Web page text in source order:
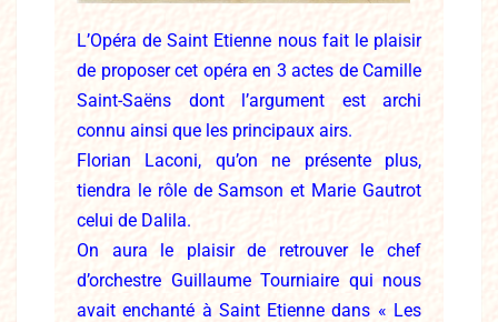
L’Opéra de Saint Etienne nous fait le plaisir
de proposer cet opéra en 3 actes de Camille
Saint-Saëns dont l’argument est archi
connu ainsi que les principaux airs.
Florian Laconi, qu’on ne présente plus,
tiendra le rôle de Samson et Marie Gautrot
celui de Dalila.
On aura le plaisir de retrouver le chef
d’orchestre Guillaume Tourniaire qui nous
avait enchanté à Saint Etienne dans « Les